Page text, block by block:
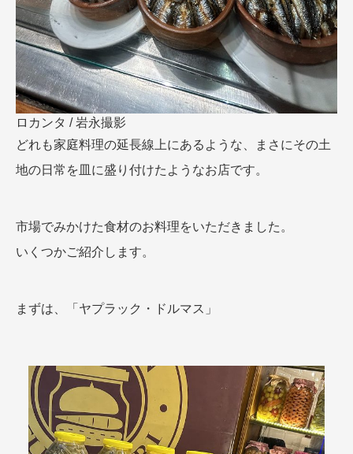
ロカンタ / 岩永撮影
どれも家庭料理の延長線上にあるような、まさにその土
地の日常を皿に盛り付けたようなお店です。
市場でみかけた食材のお料理をいただきました。
いくつかご紹介します。
まずは、「ヤプラック・ドルマス」